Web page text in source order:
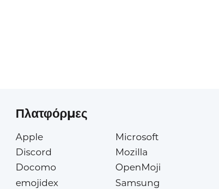
Πλατφόρμες
Apple
Discord
Docomo
emojidex
Microsoft
Mozilla
OpenMoji
Samsung